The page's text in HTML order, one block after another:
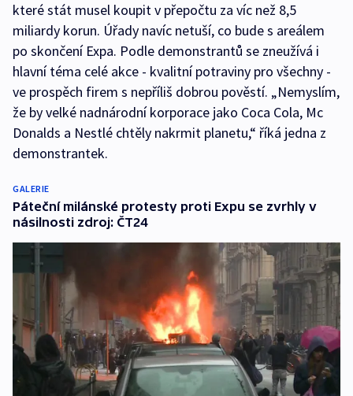
které stát musel koupit v přepočtu za víc než 8,5
miliardy korun. Úřady navíc netuší, co bude s areálem
po skončení Expa. Podle demonstrantů se zneužívá i
hlavní téma celé akce - kvalitní potraviny pro všechny -
ve prospěch firem s nepříliš dobrou pověstí. „Nemyslím,
že by velké nadnárodní korporace jako Coca Cola, Mc
Donalds a Nestlé chtěly nakrmit planetu,“ říká jedna z
demonstrantek.
GALERIE
Páteční milánské protesty proti Expu se zvrhly v
násilnosti zdroj: ČT24